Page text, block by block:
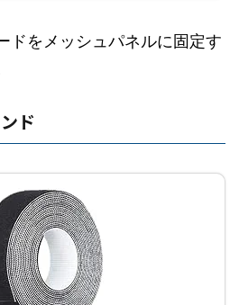
ドをメッシュパネルに固定す
ド